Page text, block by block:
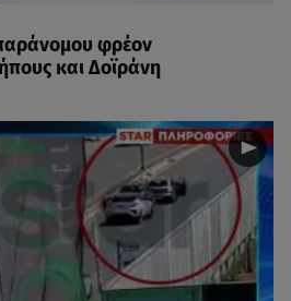
φρέον
και Δοϊράνη